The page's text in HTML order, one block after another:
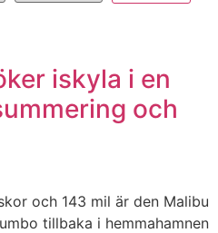
iskyla i en
och
och 143 mil är den Malibu
tillbaka i hemmahamnen